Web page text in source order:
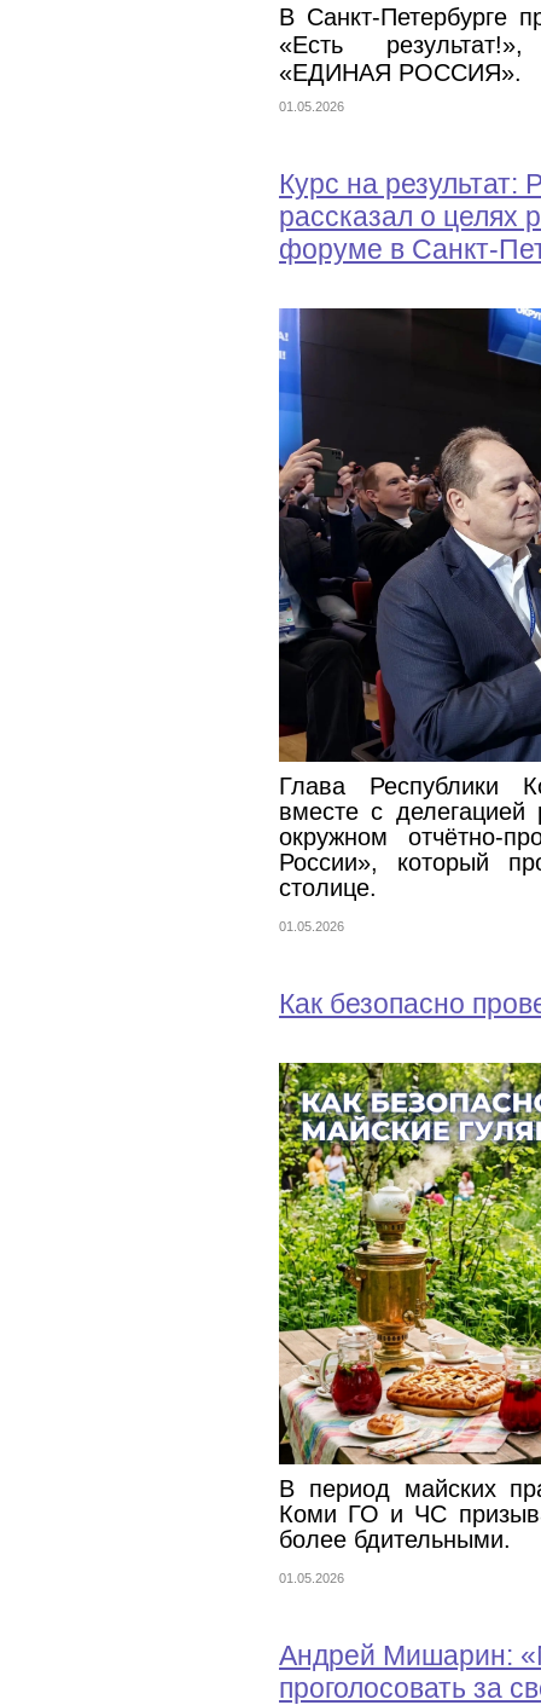
В Санкт-Петербурге
«Есть
«ЕДИНАЯ РОССИЯ».
01.05.2026
Курс на результат:
рассказал о целях
форуме в Санкт-
Глава Республики
вместе с делегацией
окружном отчётно-
России», который
столице.
01.05.2026
Как безопасно
В период майских
Коми ГО и ЧС
более бдительными.
01.05.2026
Андрей Мишарин:
проголосовать за